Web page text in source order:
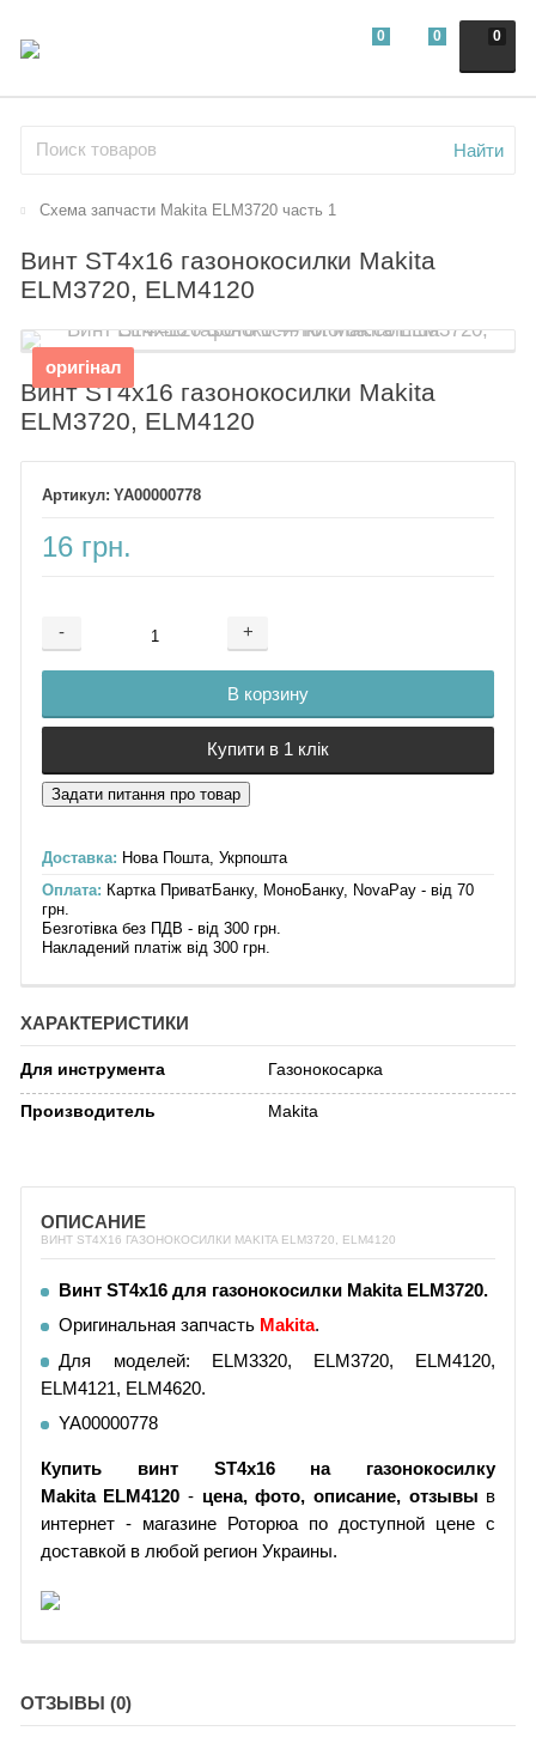
0
0 0
Найти
Схема запчасти Makita ELM3720 часть 1
Винт ST4х16 газонокосилки Makita
ELM3720, ELM4120
оригінал
Винт ST4х16 газонокосилки Makita
ELM3720, ELM4120
YA00000778
16 грн.
- +
Добавляется...
В корзину
Добавлен
Купити в 1 клік
Доставка: Нова Пошта, Укрпошта
Оплата: Картка ПриватБанку, МоноБанку, NovaPay - від 70
грн.
Безготівка без ПДВ - від 300 грн.
Накладений платіж від 300 грн.
ХАРАКТЕРИСТИКИ
Для инструмента Газонокосарка
Производитель Makita
ОПИСАНИЕ
ВИНТ ST4Х16 ГАЗОНОКОСИЛКИ MAKITA ELM3720, ELM4120
Винт ST4х16 для газонокосилки Makita ELM3720.
Оригинальная запчасть Makita.
Для моделей: ELM3320, ELM3720, ELM4120,
ELM4121, ELM4620.
YA00000778
Купить винт ST4х16
на газонокосилку
Makita ELM4120 - цена, фото, описание, отзывы в
интернет - магазине Роторюа по доступной цене с
доставкой в любой регион Украины.
ОТЗЫВЫ (0)